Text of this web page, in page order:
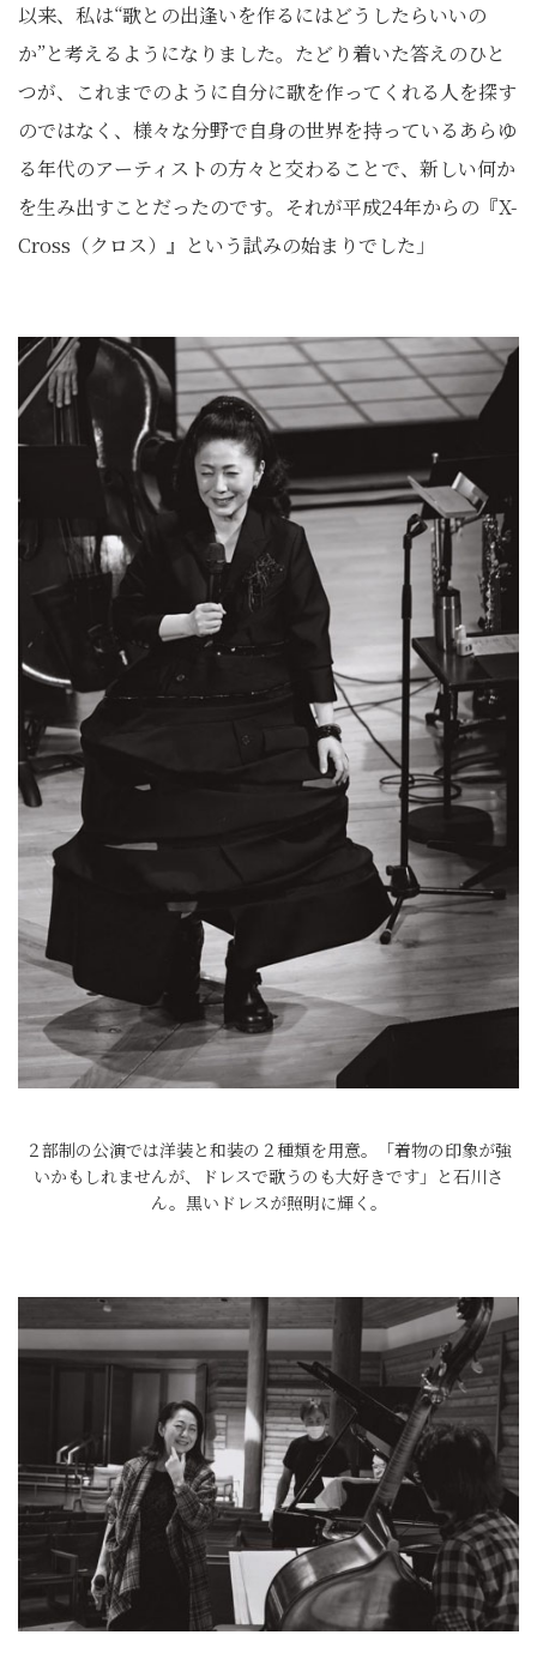
以来、私は“歌との出逢いを作るにはどうしたらいいの
か”と考えるようになりました。たどり着いた答えのひと
つが、これまでのように自分に歌を作ってくれる人を探す
のではなく、様々な分野で自身の世界を持っているあらゆ
る年代のアーティストの方々と交わることで、新しい何か
を生み出すことだったのです。それが平成24年からの『X-
Cross（クロス）』という試みの始まりでした」
２部制の公演では洋装と和装の２種類を用意。「着物の印象が強
いかもしれませんが、ドレスで歌うのも大好きです」と石川さ
ん。黒いドレスが照明に輝く。